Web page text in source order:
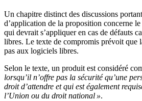
Un chapitre distinct des discussions
d’application de la proposition concerne
qui devrait s’appliquer en cas de défauts
libres. Le texte de compromis prévoit que
pas aux logiciels libres.
Selon le texte, un produit est considéré
lorsqu’il n’offre pas la sécurité qu’une
droit d’attendre et qui est également
l’Union ou du droit national ».